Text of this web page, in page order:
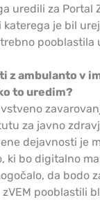
uredili za Portal
katerega je bil
pooblastila
z ambulanto v
to uredim?
za javno
dejavnosti je
ki bo digitalno
da bodo
pooblastili